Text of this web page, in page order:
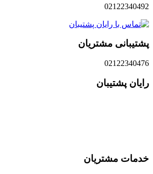
02122340492
پشتیبانی مشتریان
02122340476
رایان پشتیبان
خدمات مشتریان